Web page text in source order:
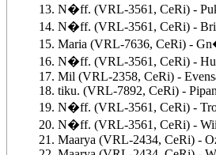
13. N�ff. (VRL-3561, CeRi) -
14. N�ff. (VRL-3561, CeRi) -
15. Maria (VRL-7636, CeRi) -
16. N�ff. (VRL-3561, CeRi) -
17. Mil (VRL-2358, CeRi) -
18. tiku. (VRL-7892, CeRi) -
19. N�ff. (VRL-3561, CeRi) -
20. N�ff. (VRL-3561, CeRi) -
21. Maarya (VRL-2434, CeRi) -